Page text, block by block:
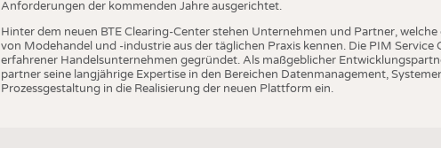
Anforderungen der kommenden Jahre ausgerichtet.
Hinter dem neuen BTE Clearing-Center stehen Unternehmen und Partner,
von Modehandel und -industrie aus der täglichen Praxis kennen. Die PIM Service
erfahrener Handelsunternehmen gegründet. Als maßgeblicher
partner seine langjährige Expertise in den Bereichen Datenmanagement,
Prozessgestaltung in die Realisierung der neuen Plattform ein.